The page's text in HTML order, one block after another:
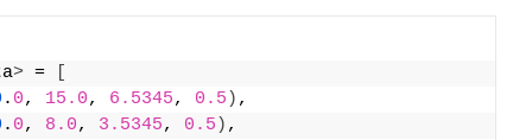
> =
. 0, 15.0, 6.5345, 0.5 ) ,
. 0, 8.0, 3.5345, 0.5 ) ,